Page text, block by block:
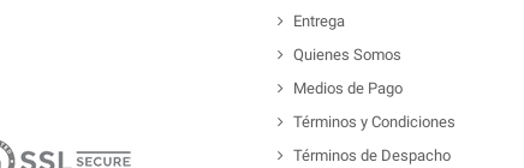
Entrega
Quienes Somos
Medios de Pago
Términos y Condiciones
Términos de Despacho